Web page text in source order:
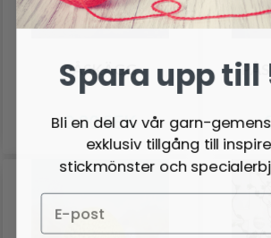
PÅSKÄGG
0.00 SEK
Spara upp till
Bli en del av vår garn-
exklusiv tillgång till
stickmönster och